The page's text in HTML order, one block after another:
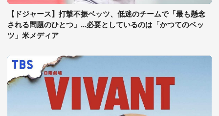
【ドジャース】打撃不振ベッツ、低迷のチームで「最も懸念
される問題のひとつ」...必要としているのは「かつてのベッ
ツ」米メディア